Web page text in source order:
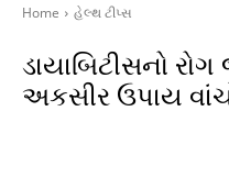
Home હેલ્થ ટીપ્સ
ડાયાબિટીસનો
અકસીર ઉપાય